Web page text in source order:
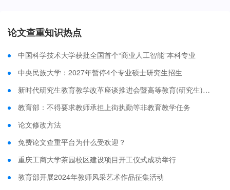
论文查重知识热点
中国科学技术大学获批全国首个“商业人工智能”本科专业
中央民族大学：2027年暂停4个专业硕士研究生招生
新时代研究生教育教学改革座谈推进会暨高等教育(研究生)国家级教学成果奖获奖成果交流研讨会在沪召开
教育部：不得要求教师承担上街执勤等非教育教学任务
论文修改方法
免费论文查重平台为什么受欢迎？
重庆工商大学茶园校区建设项目开工仪式成功举行
教育部开展2024年教师风采艺术作品征集活动